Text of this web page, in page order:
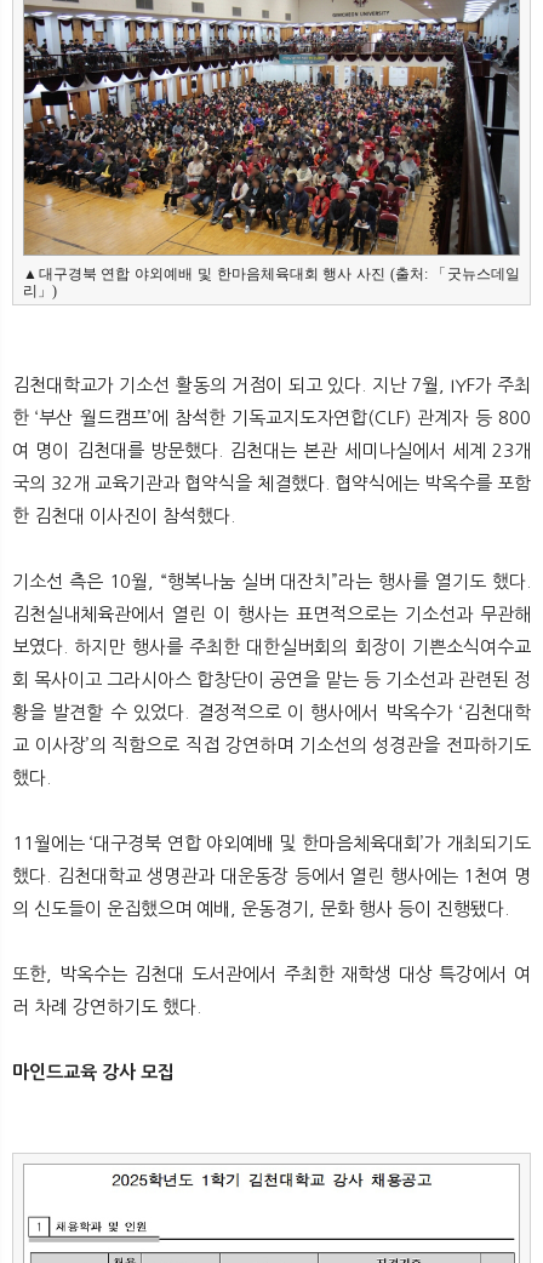
▲대구경북 연합 야외예배 및 한마음체육대회 행사 사진 (출처: 「굿뉴스데일
리」)
김천대학교가 기소선 활동의 거점이 되고 있다. 지난 7월, IYF가 주최
한 ‘부산 월드캠프’에 참석한 기독교지도자연합(CLF) 관계자 등 800
여 명이 김천대를 방문했다. 김천대는 본관 세미나실에서 세계 23개
국의 32개 교육기관과 협약식을 체결했다. 협약식에는 박옥수를 포함
한 김천대 이사진이 참석했다.
기소선 측은 10월, “행복나눔 실버 대잔치”라는 행사를 열기도 했다.
김천실내체육관에서 열린 이 행사는 표면적으로는 기소선과 무관해
보였다. 하지만 행사를 주최한 대한실버회의 회장이 기쁜소식여수교
회 목사이고 그라시아스 합창단이 공연을 맡는 등 기소선과 관련된 정
황을 발견할 수 있었다. 결정적으로 이 행사에서 박옥수가 ‘김천대학
교 이사장’의 직함으로 직접 강연하며 기소선의 성경관을 전파하기도
했다.
11월에는 ‘대구경북 연합 야외예배 및 한마음체육대회’가 개최되기도
했다. 김천대학교 생명관과 대운동장 등에서 열린 행사에는 1천여 명
의 신도들이 운집했으며 예배, 운동경기, 문화 행사 등이 진행됐다.
또한, 박옥수는 김천대 도서관에서 주최한 재학생 대상 특강에서 여
러 차례 강연하기도 했다.
마인드교육 강사 모집